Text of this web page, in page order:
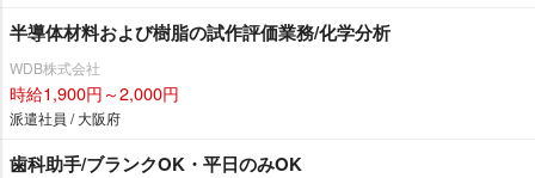
半導体材料および樹脂の試作評価業務/化学分析
WDB株式会社
時給1,900円～2,000円
派遣社員 / 大阪府
歯科助手/ブランクOK・平日のみOK